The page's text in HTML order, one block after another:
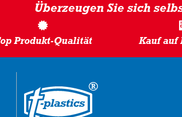
Überzeugen Sie sich
Produkt-Qualität Kauf auf